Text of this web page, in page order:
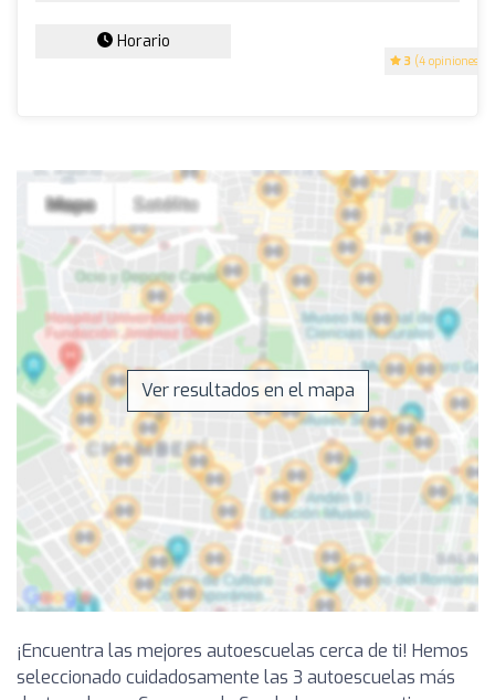
3 (4 opiniones)
Horario
Ver resultados en el mapa
¡Encuentra las mejores autoescuelas cerca de ti! Hemos
seleccionado cuidadosamente las 3 autoescuelas más